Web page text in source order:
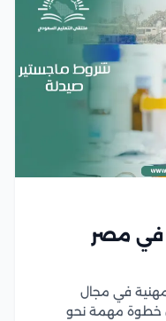
في مصر
في مجال
خطوة مهمة نحو